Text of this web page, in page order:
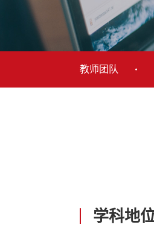
教师团队
学科地